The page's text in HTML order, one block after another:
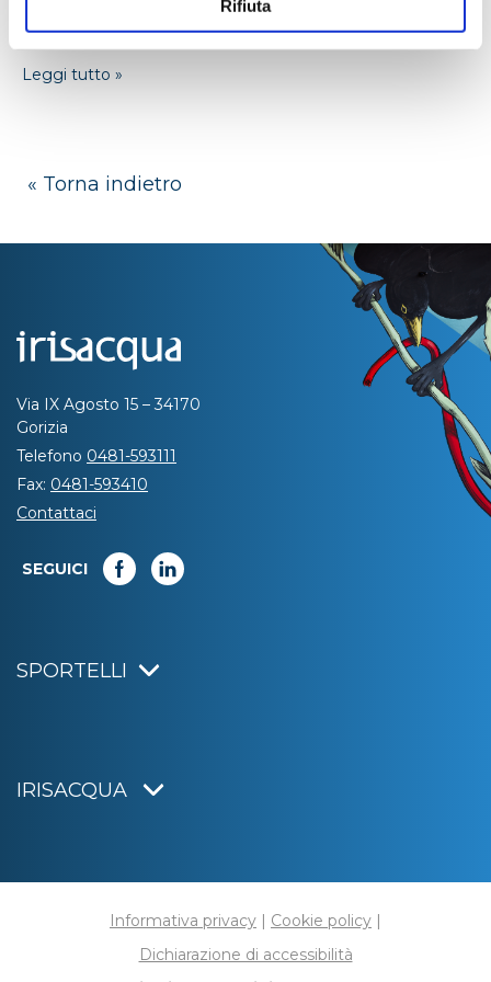
Rifiuta
Si è concluso il più importante intervento sulle
infrastrutture idriche...
Leggi tutto »
« Torna indietro
Via IX Agosto 15 – 34170
Gorizia
Telefono 0481-593111
Fax: 0481-593410
Contattaci
SEGUICI
SPORTELLI
IRISACQUA
Informativa privacy | Cookie policy |
Dichiarazione di accessibilità